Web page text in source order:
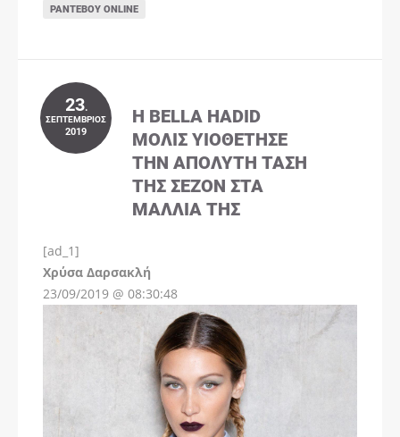
ΡΑΝΤΕΒΟΎ ONLINE
23.
ΣΕΠΤΈΜΒΡΙΟΣ
2019
Η BELLA HADID
ΜΌΛΙΣ ΥΙΟΘΈΤΗΣΕ
ΤΗΝ ΑΠΌΛΥΤΗ ΤΆΣΗ
ΤΗΣ ΣΕΖΌΝ ΣΤΑ
ΜΑΛΛΙΆ ΤΗΣ
[ad_1]
Χρύσα Δαρσακλή
23/09/2019 @ 08:30:48